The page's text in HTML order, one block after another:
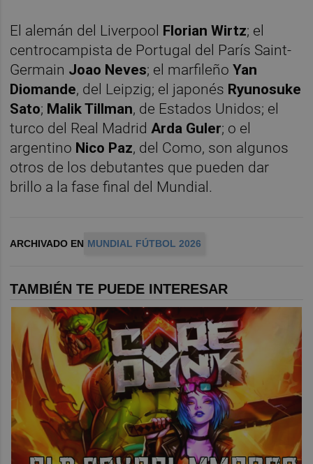
El alemán del Liverpool Florian Wirtz; el
centrocampista de Portugal del París Saint-
Germain Joao Neves; el marfileñoYan
Diomande, del Leipzig; el japonés Ryunosuke
Sato; Malik Tillman, de Estados Unidos; el
turco del Real Madrid Arda Guler; o el
argentino Nico Paz, del Como, son algunos
otros de los debutantes que pueden dar
brillo a la fase final del Mundial.
ARCHIVADO EN MUNDIAL FÚTBOL 2026
TAMBIÉN TE PUEDE INTERESAR